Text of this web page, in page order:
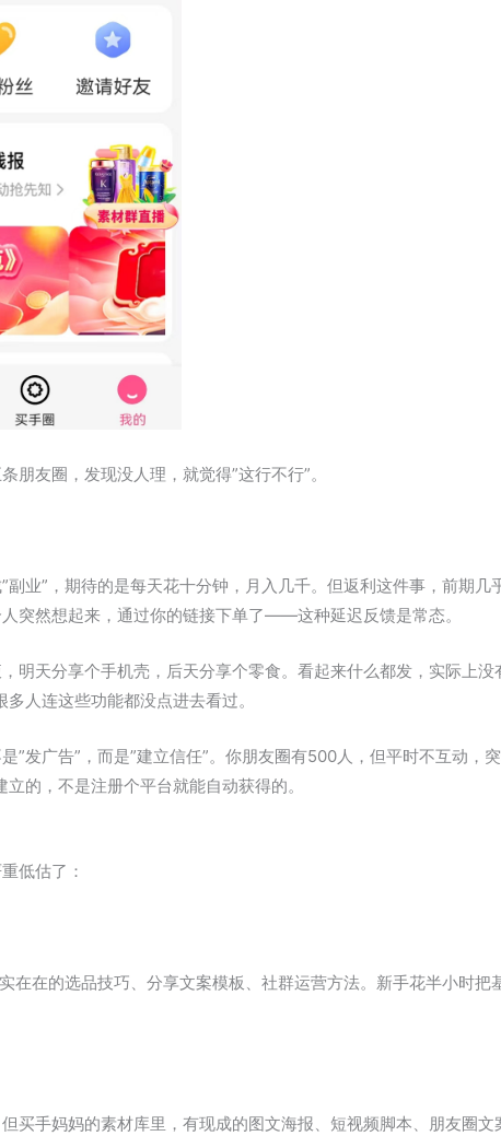
朋友圈，发现没人理，就觉得”这行不行”。
副业”，期待的是每天花十分钟，月入几千。但返利这件事，前期
突然想起来，通过你的链接下单了——这种延迟反馈是常态。
明天分享个手机壳，后天分享个零食。看起来什么都发，实际上没
人连这些功能都没点进去看过。
”发广告”，而是”建立信任”。你朋友圈有500人，但平时不互动，
的，不是注册个平台就能自动获得的。
低估了：
在在的选品技巧、分享文案模板、社群运营方法。新手花半小时
买手妈妈的素材库里，有现成的图文海报、短视频脚本、朋友圈